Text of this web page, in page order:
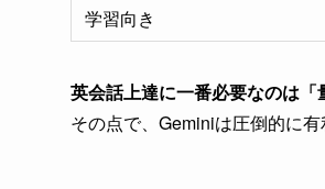
学習向き
英会話上達に一番必要なのは「
その点で、Geminiは圧倒的に有